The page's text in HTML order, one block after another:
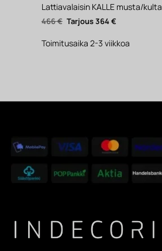
Lattiavalaisin KALLE musta/kulta
466€ Alkuperäinen
hinta
466 €.
364€Nykyinen
hinta
364 €.
Toimitusaika 2-3 viikkoa